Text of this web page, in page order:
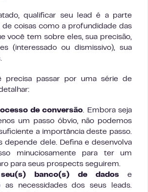
qualificar seu lead é a parte
de coisas como a profundidade das
você tem sobre eles, sua precisão,
(interessado ou dismissivo), sua
precisa passar por uma série de
de conversão . Embora seja
um passo óbvio, não podemos
a importância deste passo.
depende dele. Defina e desenvolva
minuciosamente para ter um
para seus prospects seguirem.
seu(s) banco(s) de dados e
as necessidades dos seus leads.